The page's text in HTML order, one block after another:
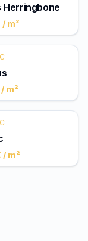
Herringbone
/ m²
/ m²
/ m²